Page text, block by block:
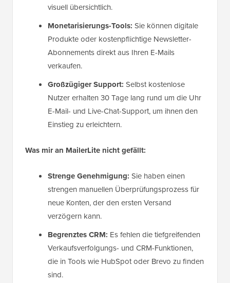
visuell übersichtlich.
Monetarisierungs-Tools: Sie können digitale
Produkte oder kostenpflichtige Newsletter-
Abonnements direkt aus Ihren E-Mails
verkaufen.
Großzügiger Support: Selbst kostenlose
Nutzer erhalten 30 Tage lang rund um die Uhr
E-Mail- und Live-Chat-Support, um ihnen den
Einstieg zu erleichtern.
Was mir an MailerLite nicht gefällt:
Strenge Genehmigung: Sie haben einen
strengen manuellen Überprüfungsprozess für
neue Konten, der den ersten Versand
verzögern kann.
Begrenztes CRM: Es fehlen die tiefgreifenden
Verkaufsverfolgungs- und CRM-Funktionen,
die in Tools wie HubSpot oder Brevo zu finden
sind.